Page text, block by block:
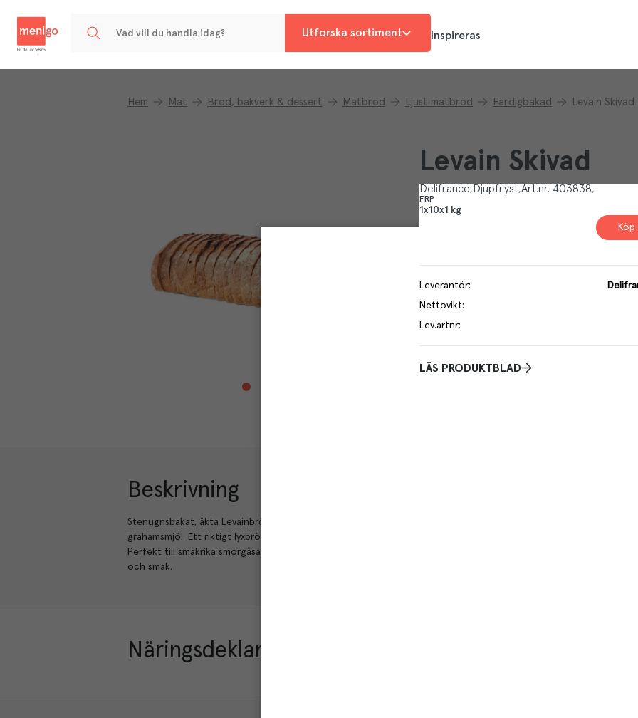
Utforska sortiment Inspireras
Hem Mat Bröd, bakverk & dessert Matbröd Ljust matbröd Färdigbakad Levain Skivad
Levain Skivad
Delifrance Djupfryst Art.nr. 403838
FRP
1x10x1 kg
Köp
Leverantör:
Nettovikt:
Lev.artnr:
LÄS PRODUKTBLAD
Beskrivning
Stenugnsbakat, äkta Levainbröd som är kalljäst i 24 timmar. Bakat på vetemjöl, durumvete och
grahamsmjöl. Ett riktigt lyxbröd. Den långa jästiden ger ett luftigt, saftigt och smakrikt bröd.
Perfekt till smakrika smörgåsar. Går dessutom utmärkt att grilla eller rosta för extra krispighet
och smak.
Näringsdeklaration